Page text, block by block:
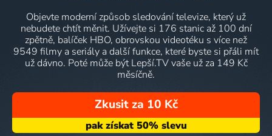
Objevte moderní způsob sledování televize, který už
nebudete chtít měnit. Užívejte si 176 stanic až 100 dní
zpětně, balíček HBO, obrovskou videotéku s více než
9549 filmy a seriály a další funkce, které byste si přáli mít
už dávno. Poté může být Lepší.TV vaše už za 149 Kč
měsíčně.
Zkusit za 10 Kč